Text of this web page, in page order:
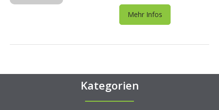
Mehr Infos
Kategorien